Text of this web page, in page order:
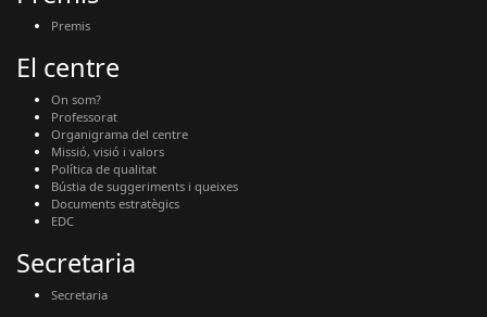
Premis
El centre
On som?
Professorat
Organigrama del centre
Missió, visió i valors
Política de qualitat
Bústia de suggeriments i queixes
Documents estratègics
EDC
Secretaria
Secretaria